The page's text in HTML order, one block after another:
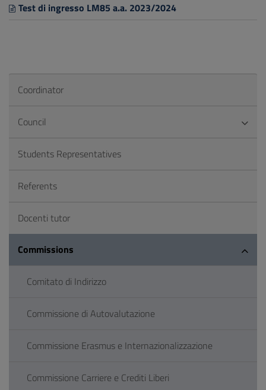
Test di ingresso LM85 a.a. 2023/2024
Coordinator
Council
Students Representatives
Referents
Docenti tutor
Commissions
Comitato di Indirizzo
Commissione di Autovalutazione
Commissione Erasmus e Internazionalizzazione
Commissione Carriere e Crediti Liberi